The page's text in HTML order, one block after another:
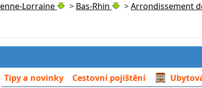
Lorraine > Bas-Rhin >Arrondissement
Tipy a novinky Cestovní pojištění